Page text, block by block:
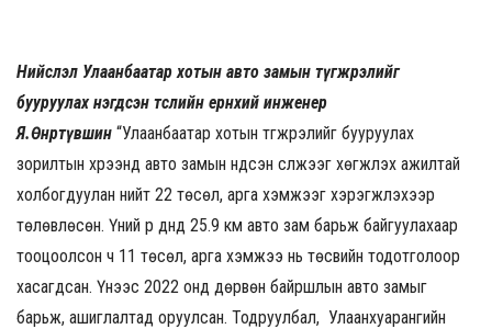
Нийслэл Улаанбаатар хотын авто замын түгжрэлийг
бууруулах нэгдсэн төслийн ерөнхий инженер
Я.Өнөртүвшин “Улаанбаатар хотын түгжрэлийг бууруулах
зорилтын хүрээнд авто замын үндсэн сүлжээг хөгжүүлэх ажилтай
холбогдуулан нийт 22 төсөл, арга хэмжээг хэрэгжүүлэхээр
төлөвлөсөн. Үүний үр дүнд 25.9 км авто зам барьж байгуулахаар
тооцоолсон ч 11 төсөл, арга хэмжээ нь төсвийн тодотголоор
хасагдсан. Үүнээс 2022 онд дөрвөн байршлын авто замыг
барьж, ашиглалтад оруулсан. Тодруулбал, Улаанхуарангийн